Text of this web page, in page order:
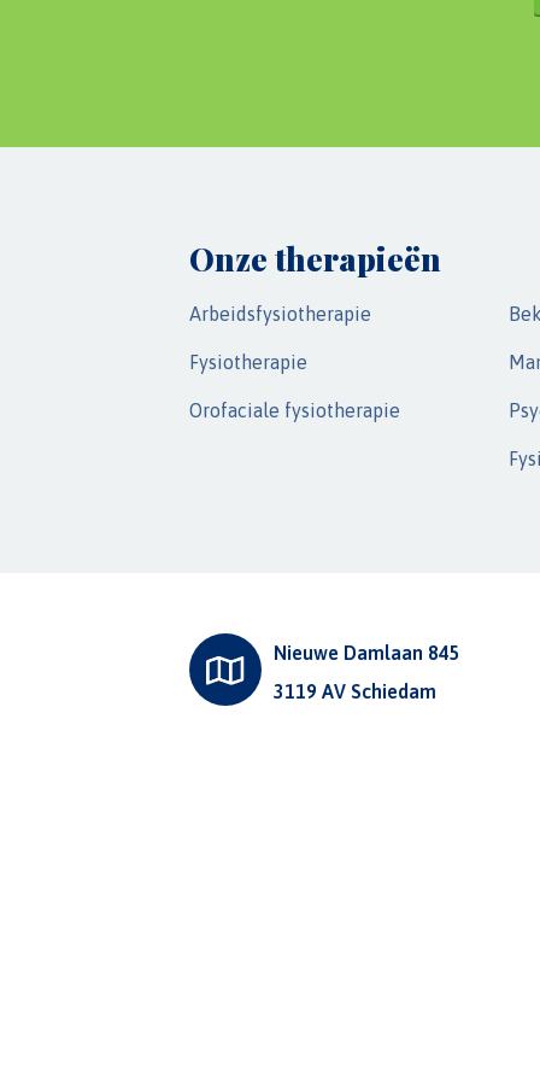
Onze therapieën
Arbeidsfysiotherapie
Fysiotherapie
Orofaciale fysiotherapie
Nieuwe Damlaan 845
3119 AV Schiedam